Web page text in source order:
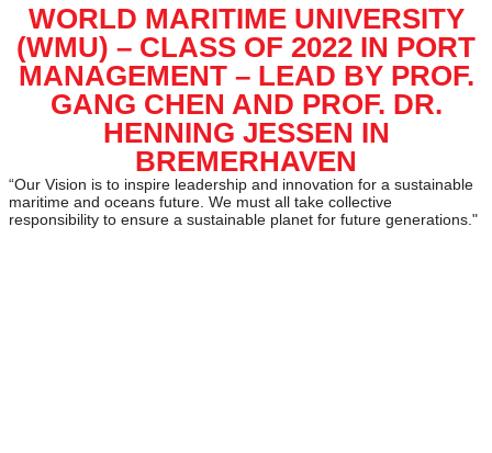
WORLD MARITIME UNIVERSITY
(WMU) – CLASS OF 2022 IN PORT
MANAGEMENT – LEAD BY PROF.
GANG CHEN AND PROF. DR.
HENNING JESSEN IN
BREMERHAVEN
“Our Vision is to inspire leadership and innovation for a sustainable
maritime and oceans future. We must all take collective
responsibility to ensure a sustainable planet for future generations."